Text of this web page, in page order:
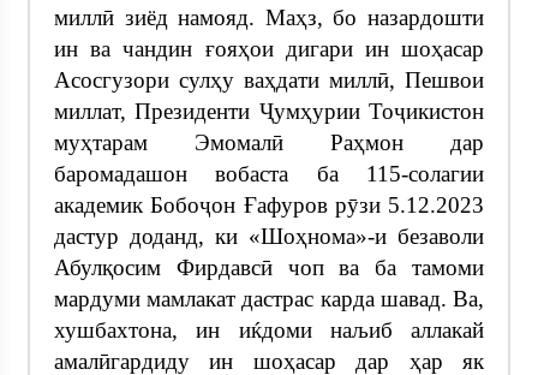
миллӣ зиёд намояд. Маҳз, бо назардошти
ин ва чандин ғояҳои дигари ин шоҳасар
Асосгузори сулҳу ваҳдати миллӣ, Пешвои
миллат, Президенти Ҷумҳурии Тоҷикистон
муҳтарам Эмомалӣ Раҳмон дар
баромадашон вобаста ба 115-солагии
академик Бобоҷон Ғафуров рӯзи 5.12.2023
дастур доданд, ки «Шоҳнома»-и безаволи
Абулқосим Фирдавсӣ чоп ва ба тамоми
мардуми мамлакат дастрас карда шавад. Ва,
хушбахтона, ин иќдоми наљиб аллакай
амалӣгардиду ин шоҳасар дар ҳар як